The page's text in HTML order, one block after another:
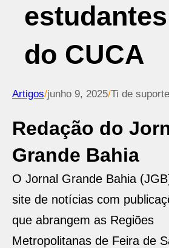
estudantes
do CUCA
Artigos/junho 9, 2025/Ti de suporte
Redação do
Grande Bahia
O Jornal Grande Bahia
site de notícias com
que abrangem as Regiões
Metropolitanas de Feira de